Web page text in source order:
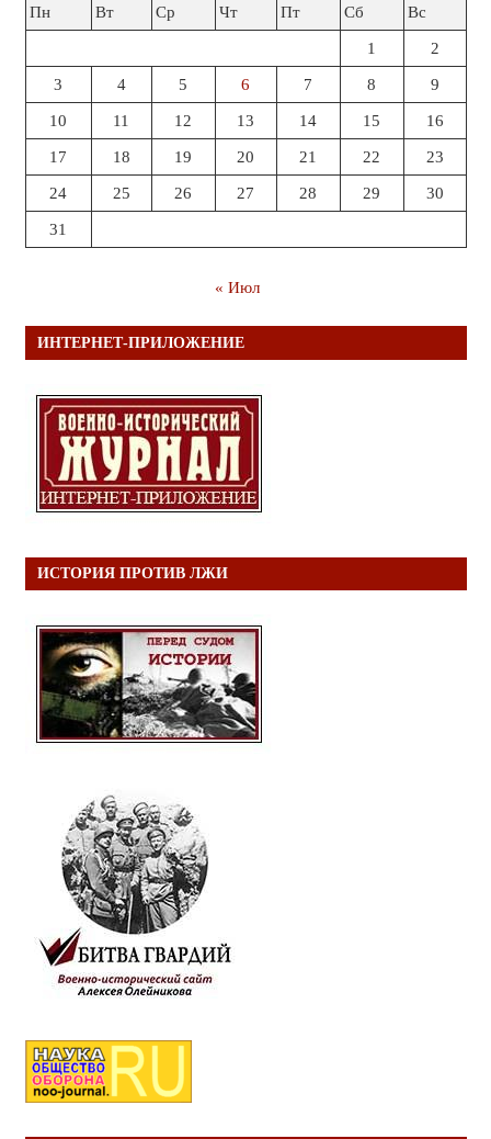
Пн
Вт Ср Чт Пт Сб Вс
1 2
3 4 5 6 7 8 9
10 11 12 13 14 15 16
17 18 19 20 21 22 23
24 25 26 27 28 29 30
31
« Июл
ИНТЕРНЕТ-ПРИЛОЖЕНИЕ
ИСТОРИЯ ПРОТИВ ЛЖИ